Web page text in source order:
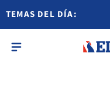
TEMAS DEL DÍA: